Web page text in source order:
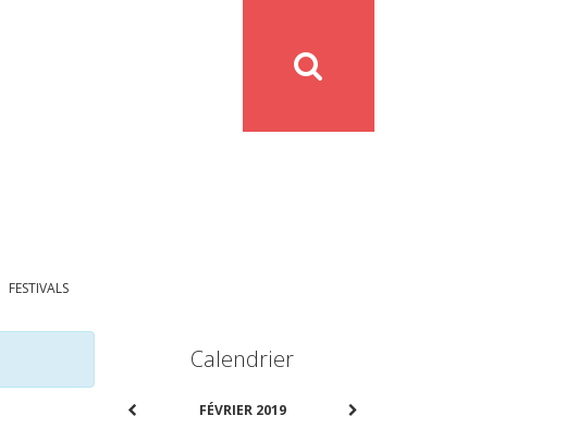
FESTIVALS
Calendrier
FÉVRIER 2019